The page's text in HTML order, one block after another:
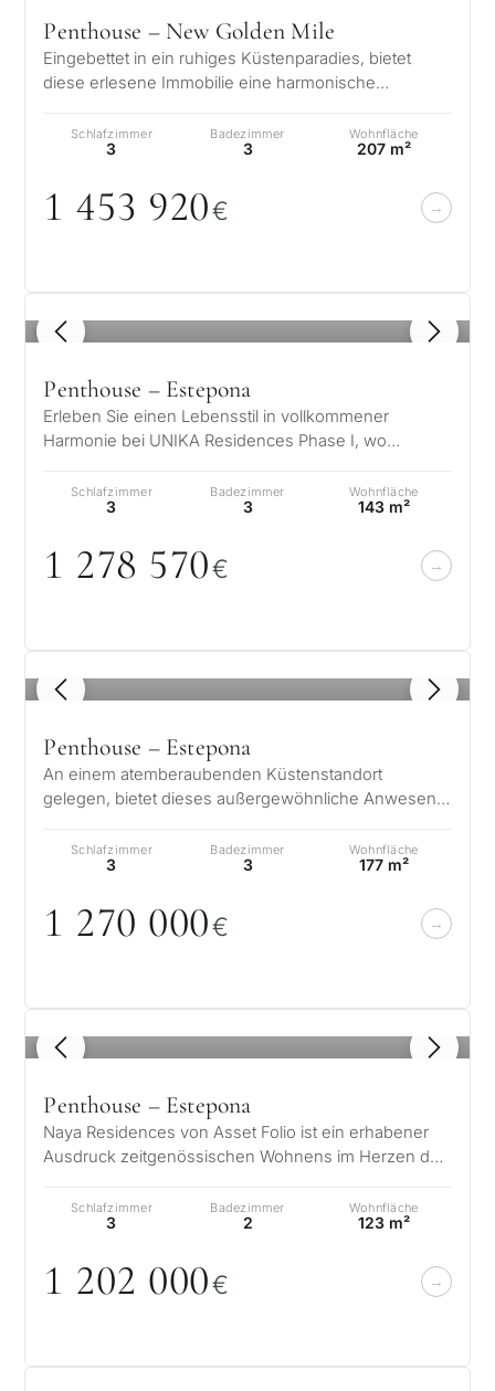
Penthouse – New Golden Mile
Eingebettet in ein ruhiges Küstenparadies, bietet
diese erlesene Immobilie eine harmonische
Schlafzimmer
3
Badezimmer
3
Wohnfläche
207 m²
1 453 920€
1 / 8
Penthouse – Estepona
Erleben Sie einen Lebensstil in vollkommener
Harmonie bei UNIKA Residences Phase I, wo
Schlafzimmer
3
Badezimmer
3
Wohnfläche
143 m²
1 278 570€
1 / 8
Penthouse – Estepona
An einem atemberaubenden Küstenstandort
gelegen, bietet dieses außergewöhnliche Anwesen
Schlafzimmer
3
Badezimmer
3
Wohnfläche
177 m²
1 270 000€
1 / 8
Penthouse – Estepona
Naya Residences von Asset Folio ist ein erhabener
Ausdruck zeitgenössischen Wohnens im Herzen des
Schlafzimmer
3
Badezimmer
2
Wohnfläche
123 m²
1 202 000€